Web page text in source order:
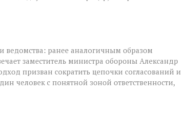
ведомства: ранее аналогичным образом
заместитель министра обороны Александр
призван сократить цепочки согласований и
человек с понятной зоной ответственности,